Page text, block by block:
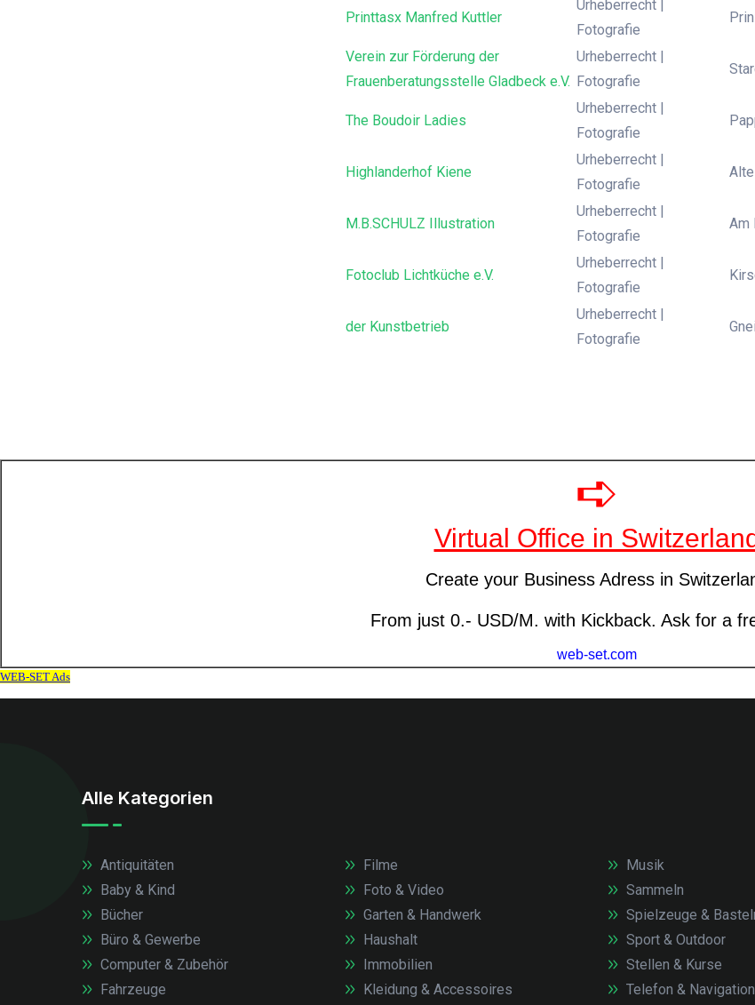
Printtasx Manfred Kuttler
Urheberrecht |
Fotografie
Verein zur Förderung der
Frauenberatungsstelle Gladbeck e.V.
Urheberrecht |
Fotografie
The Boudoir Ladies
Urheberrecht |
Fotografie
Highlanderhof Kiene
Urheberrecht |
Fotografie
M.B.SCHULZ Illustration
Urheberrecht |
Fotografie
Am
Fotoclub Lichtküche e.V.
Urheberrecht |
Fotografie
der Kunstbetrieb
Urheberrecht |
Fotografie
Alle Kategorien
Antiquitäten
Baby & Kind
Bücher
Büro & Gewerbe
Computer & Zubehör
Fahrzeuge
Filme
Foto & Video
Garten & Handwerk
Haushalt
Immobilien
Kleidung & Accessoires
Musik
Sammeln
Spielzeuge &
Sport & Outdoor
Stellen & Kurse
Telefon & Navigation